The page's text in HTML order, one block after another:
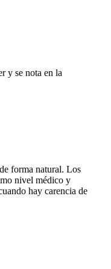
y se nota en la
forma natural. Los
nivel médico y
hay carencia de